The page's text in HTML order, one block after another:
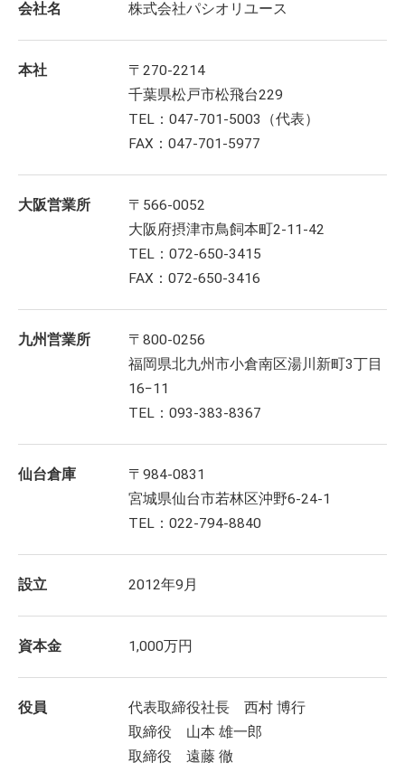
会社名 株式会社パシオリユース
本社
〒270-2214
千葉県松戸市松飛台229
TEL：047-701-5003（代表）
FAX：047-701-5977
大阪営業所
〒566-0052
大阪府摂津市鳥飼本町2-11-42
TEL：072-650-3415
FAX：072-650-3416
九州営業所
〒800-0256
福岡県北九州市小倉南区湯川新町3丁目
16−11
TEL：093-383-8367
仙台倉庫
〒984-0831
宮城県仙台市若林区沖野6-24-1
TEL：022-794-8840
設立 2012年9月
資本金 1,000万円
役員
代表取締役社長 西村 博行
取締役 山本 雄一郎
取締役 遠藤 徹